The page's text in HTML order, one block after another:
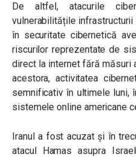
De altfel, atacurile
vulnerabilitățile
în securitate cibernetică
riscurilor reprezentate de
direct la internet fără măsuri
acestora, activitatea
semnificativ în ultimele luni,
sistemele online americane
Iranul a fost acuzat și în
atacul Hamas asupra